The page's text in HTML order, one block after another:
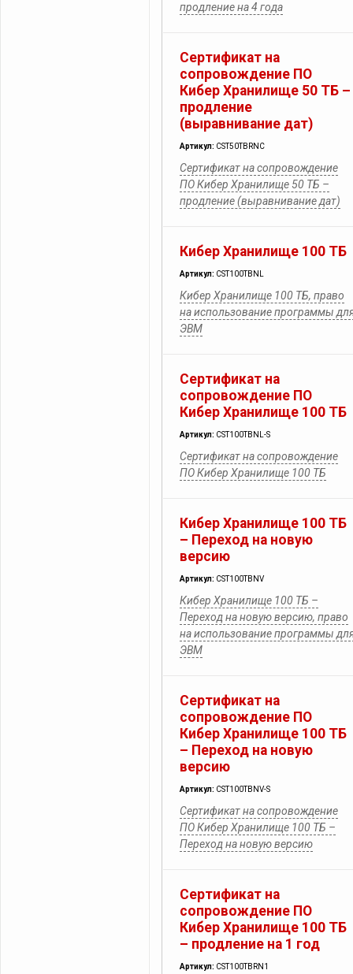
продление на 4 года
Сертификат на
сопровождение ПО
Кибер Хранилище 50 ТБ –
продление
(выравнивание дат)
Артикул: CST50TBRNC
Сертификат на сопровождение
ПО Кибер Хранилище 50 ТБ –
продление (выравнивание дат)
Кибер Хранилище 100 ТБ
Артикул: CST100TBNL
Кибер Хранилище 100 ТБ, право
на использование программы
ЭВМ
Сертификат на
сопровождение ПО
Кибер Хранилище 100 ТБ
Артикул: CST100TBNL-S
Сертификат на сопровождение
ПО Кибер Хранилище 100 ТБ
Кибер Хранилище 100 ТБ
– Переход на новую
версию
Артикул: CST100TBNV
Кибер Хранилище 100 ТБ –
Переход на новую версию, право
на использование программы
ЭВМ
Сертификат на
сопровождение ПО
Кибер Хранилище 100 ТБ
– Переход на новую
версию
Артикул: CST100TBNV-S
Сертификат на сопровождение
ПО Кибер Хранилище 100 ТБ –
Переход на новую версию
Сертификат на
сопровождение ПО
Кибер Хранилище 100 ТБ
– продление на 1 год
Артикул: CST100TBRN1